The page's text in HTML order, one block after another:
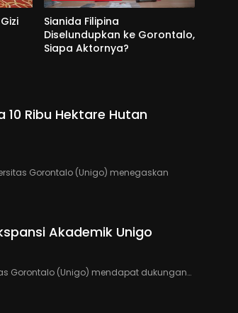
Sianida Filipina
Diselundupkan ke Gorontalo,
Siapa Aktornya?
10 Ribu Hektare Hutan
Gorontalo (Unigo) menegaskan
Akademik Unigo
Gorontalo (Unigo) mendapat dukungan…